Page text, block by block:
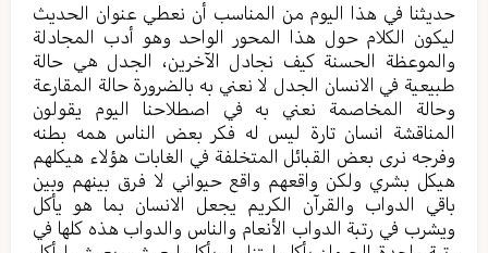
حديثنا في هذا اليوم من المناسب أن نعطي عنوان الحديث
ليكون الكلام حول هذا المحور الواحد وهو أدب المجادلة
والموعظة الحسنة كيف نجادل الآخرين، الجدل هي حالة
طبيعية في الانسان الجدل لا نعني به بالضرورة حالة المقارعة
وحالة المخاصمة نعني به في اصطلاحنا اليوم يقولون
المناقشة انسان تارة ليس له فكر بعض الناس همه بطنه
وفرجه نرى بعض القبائل المتخلفة في الغابات هؤلاء هيكلهم
هيكل بشري ولكن واقعهم واقع حيواني لا فرق بينهم وبين
باقي الدواب والقرآن الكريم يجعل الانسان بما هو يأكل
ويشرب في رتبة الدواب الأنعام والناس والدواب هذه كلها في